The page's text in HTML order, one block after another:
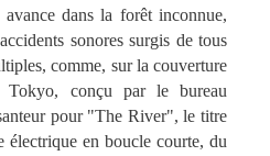
dans la forêt inconnue,
sonores surgis de tous
comme, sur la couverture
Tokyo, conçu par le bureau
pour "The River", le titre
électrique en boucle courte, du